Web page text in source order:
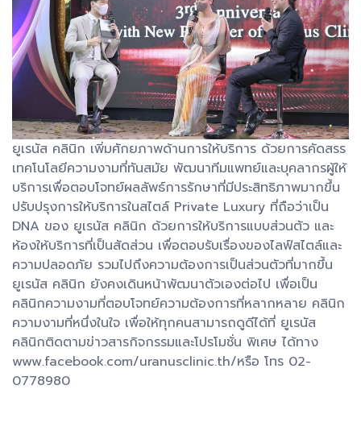
ยูเรนัส คลินิก เพิ่มศักยภาพด้านการให้บริการ ด้วยการคัดสรร
เทคโนโลยีความงามที่ทันสมัย พัฒนาทีมแพทย์และบุคลากรผู้ให้
บริการเพื่อตอบโจทย์ผลลัพธ์การรักษาที่มีประสิทธิภาพมากขึ้น
ปรับปรุงการให้บริการในสไตล์ Private Luxury ที่ถือว่าเป็น
DNA ของ ยูเรนัส คลินิก ด้วยการให้บริการแบบส่วนตัว และ
ห้องให้บริการที่เป็นสัดส่วน เพื่อตอบรับเรื่องของไลฟ์สไตล์และ
ความปลอดภัย รวมไปถึงความต้องการเป็นส่วนตัวที่มากขึ้น
ยูเรนัส คลินิก ยังคงเดินหน้าพัฒนาตัวเองต่อไป เพื่อเป็น
คลินิกความงามที่ตอบโจทย์ความต้องการที่หลากหลาย คลินิก
ความงามที่หนึ่งในใจ เพื่อให้ทุกคนสามารถดูดีได้ที่ ยูเรนัส
คลินิกติดตามข่าวสารกิจกรรมและโปรโมชั่น พิเศษ ได้ทาง
www.facebook.com/uranusclinic.th/หรือ โทร 02-
0778980